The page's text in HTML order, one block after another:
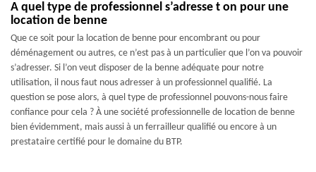
A quel type de professionnel s’adresse t on pour une
location de benne
Que ce soit pour la location de benne pour encombrant ou pour
déménagement ou autres, ce n’est pas à un particulier que l’on va pouvoir
s’adresser. Si l’on veut disposer de la benne adéquate pour notre
utilisation, il nous faut nous adresser à un professionnel qualifié. La
question se pose alors, à quel type de professionnel pouvons-nous faire
confiance pour cela ? À une société professionnelle de location de benne
bien évidemment, mais aussi à un ferrailleur qualifié ou encore à un
prestataire certifié pour le domaine du BTP.